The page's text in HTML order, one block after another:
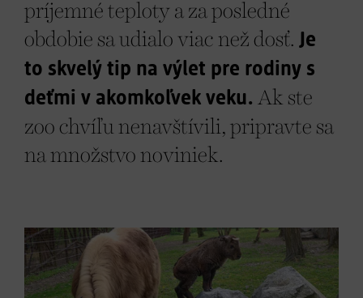
príjemné teploty a za posledné
obdobie sa udialo viac než dosť. Je
to skvelý tip na výlet pre rodiny s
deťmi v akomkoľvek veku. Ak ste
zoo chvíľu nenavštívili, pripravte sa
na množstvo noviniek.